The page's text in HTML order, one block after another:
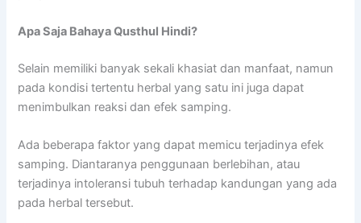
Apa Saja Bahaya Qusthul Hindi?
Selain memiliki banyak sekali khasiat dan manfaat, namun
pada kondisi tertentu herbal yang satu ini juga dapat
menimbulkan reaksi dan efek samping.
Ada beberapa faktor yang dapat memicu terjadinya efek
samping. Diantaranya penggunaan berlebihan, atau
terjadinya intoleransi tubuh terhadap kandungan yang ada
pada herbal tersebut.